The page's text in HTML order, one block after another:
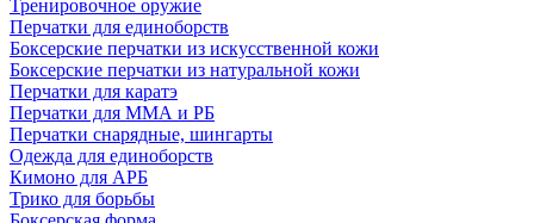
Тренировочное оружие
Перчатки для единоборств
Боксерские перчатки из искусственной кожи
Боксерские перчатки из натуральной кожи
Перчатки для каратэ
Перчатки для ММА и РБ
Перчатки снарядные, шингарты
Одежда для единоборств
Кимоно для АРБ
Трико для борьбы